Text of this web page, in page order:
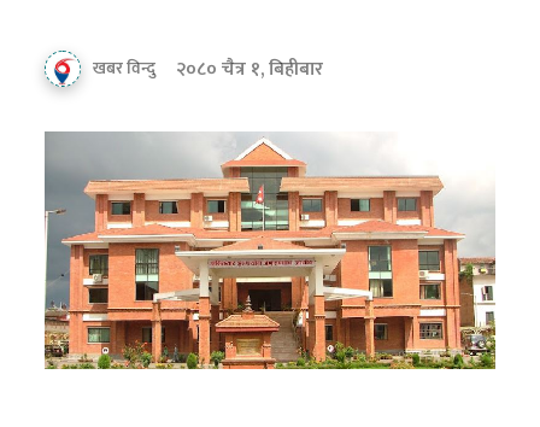
खबर विन्दु २०८० चैत्र १, बिहीबार